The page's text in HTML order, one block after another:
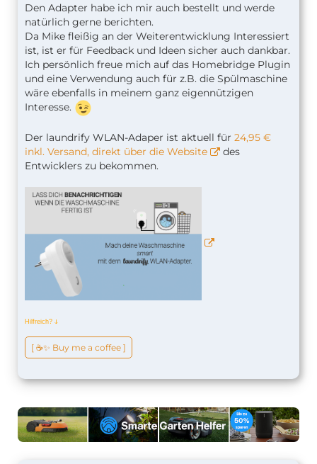
Den Adapter habe ich mir auch bestellt und werde
natürlich gerne berichten.
Da Mike fleißig an der Weiterentwicklung Interessiert
ist, ist er für Feedback und Ideen sicher auch dankbar.
Ich persönlich freue mich auf das Homebridge Plugin
und eine Verwendung auch für z.B. die Spülmaschine
wäre ebenfalls in meinem ganz eigennützigen
Interesse.
Der laundrify WLAN-Adaper ist aktuell für 24,95 €
inkl. Versand, direkt über die Website
des
Entwicklers zu bekommen.
Hilfreich? ↆ
[ ☕️✨ Buy me a coffee ]